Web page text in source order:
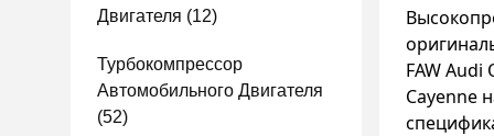
Двигателя (12)
Турбокомпрессор
Автомобильного Двигателя
(52)
FAW
Cayenne